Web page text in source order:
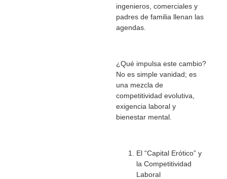
ingenieros, comerciales y
padres de familia llenan las
agendas.
¿Qué impulsa este cambio?
No es simple vanidad; es
una mezcla de
competitividad evolutiva,
exigencia laboral y
bienestar mental.
El “Capital Erótico” y
la Competitividad
Laboral